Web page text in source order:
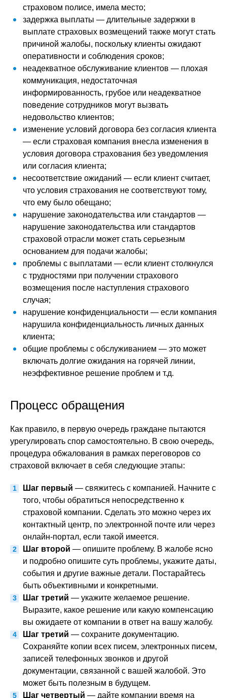
страховом полисе, имела место;
задержка выплаты — длительные задержки в
выплате страховых возмещений также могут стать
причиной жалобы, поскольку клиенты ожидают
оперативности и соблюдения сроков;
неадекватное обслуживание клиентов — плохая
коммуникация, недостаточная
информированность, грубое или неадекватное
поведение сотрудников могут вызвать
недовольство клиентов;
изменение условий договора без согласия клиента
— если страховая компания внесла изменения в
условия договора страхования без уведомления
или согласия клиента;
несоответствие ожиданий — если клиент считает,
что условия страхования не соответствуют тому,
что ему было обещано;
нарушение законодательства или стандартов —
нарушение законодательства или стандартов
страховой отрасли может стать серьезным
основанием для подачи жалобы;
проблемы с выплатами — если клиент столкнулся
с трудностями при получении страхового
возмещения после наступления страхового
случая;
нарушение конфиденциальности — если компания
нарушила конфиденциальность личных данных
клиента;
общие проблемы с обслуживанием — это может
включать долгие ожидания на горячей линии,
неэффективное решение проблем и т.д.
Процесс обращения
Как правило, в первую очередь граждане пытаются
урегулировать спор самостоятельно. В свою очередь,
процедура обжалования в рамках переговоров со
страховой включает в себя следующие этапы:
Шаг первый — свяжитесь с компанией. Начните с
того, чтобы обратиться непосредственно к
страховой компании. Сделать это можно через их
контактный центр, по электронной почте или через
онлайн-портал, если такой имеется.
Шаг второй — опишите проблему. В жалобе ясно
и подробно опишите суть проблемы, укажите даты,
события и другие важные детали. Постарайтесь
быть объективными и конкретными.
Шаг третий — укажите желаемое решение.
Выразите, какое решение или какую компенсацию
вы ожидаете от компании в ответ на вашу жалобу.
Шаг третий — сохраните документацию.
Сохраняйте копии всех писем, электронных писем,
записей телефонных звонков и другой
документации, связанной с вашей жалобой. Это
может быть полезным в будущем.
Шаг четвертый — дайте компании время на